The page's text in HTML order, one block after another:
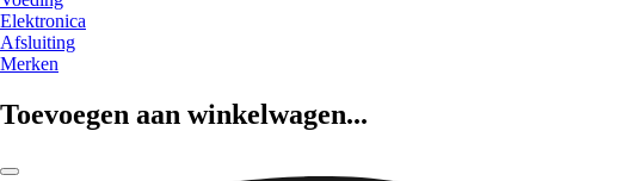
Elektronica
Afsluiting
Merken
Toevoegen aan winkelwagen...